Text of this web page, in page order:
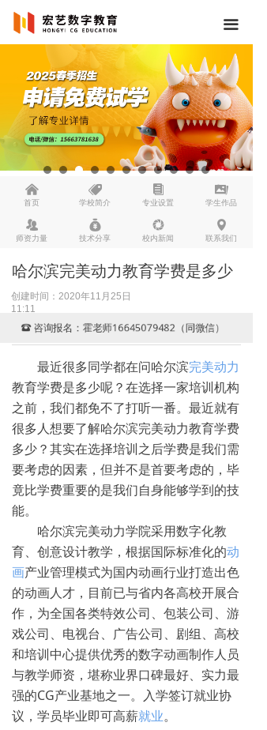
낀
首页
뀄
学校简介
뀴
专业设置
끡
学生作品
뀡
师资力量
낐
技术分享
넆
校内新闻
넹
联系我们
끀
哈尔滨完美动力教育学费是多少
创建时间： 2020年11月25日
11:11
最近很多同学都在问哈尔滨完美动力
教育学费是多少呢？在选择一家培训机构
之前，我们都免不了打听一番。最近就有
很多人想要了解哈尔滨完美动力教育学费
多少？其实在选择培训之后学费是我们需
要考虑的因素，但并不是首要考虑的，毕
竟比学费重要的是我们自身能够学到的技
能。
哈尔滨完美动力学院采用数字化教
育、创意设计教学，根据国际标准化的动
画产业管理模式为国内动画行业打造出色
的动画人才，目前已与省内各高校开展合
作，为全国各类特效公司、包装公司、游
戏公司、电视台、广告公司、剧组、高校
和培训中心提供优秀的数字动画制作人员
与教学师资，堪称业界口碑最好、实力最
强的CG产业基地之一。入学签订就业协
议，学员毕业即可高薪就业。
뀰 咨询报名：霍老师16645079482（同微信）